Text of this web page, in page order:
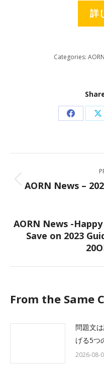
詳
Categories: AORN
Share
X
navigation
AORN News –
AORN News -
Save on 2023
From the Same
問題文
げる5つ
2026-08-